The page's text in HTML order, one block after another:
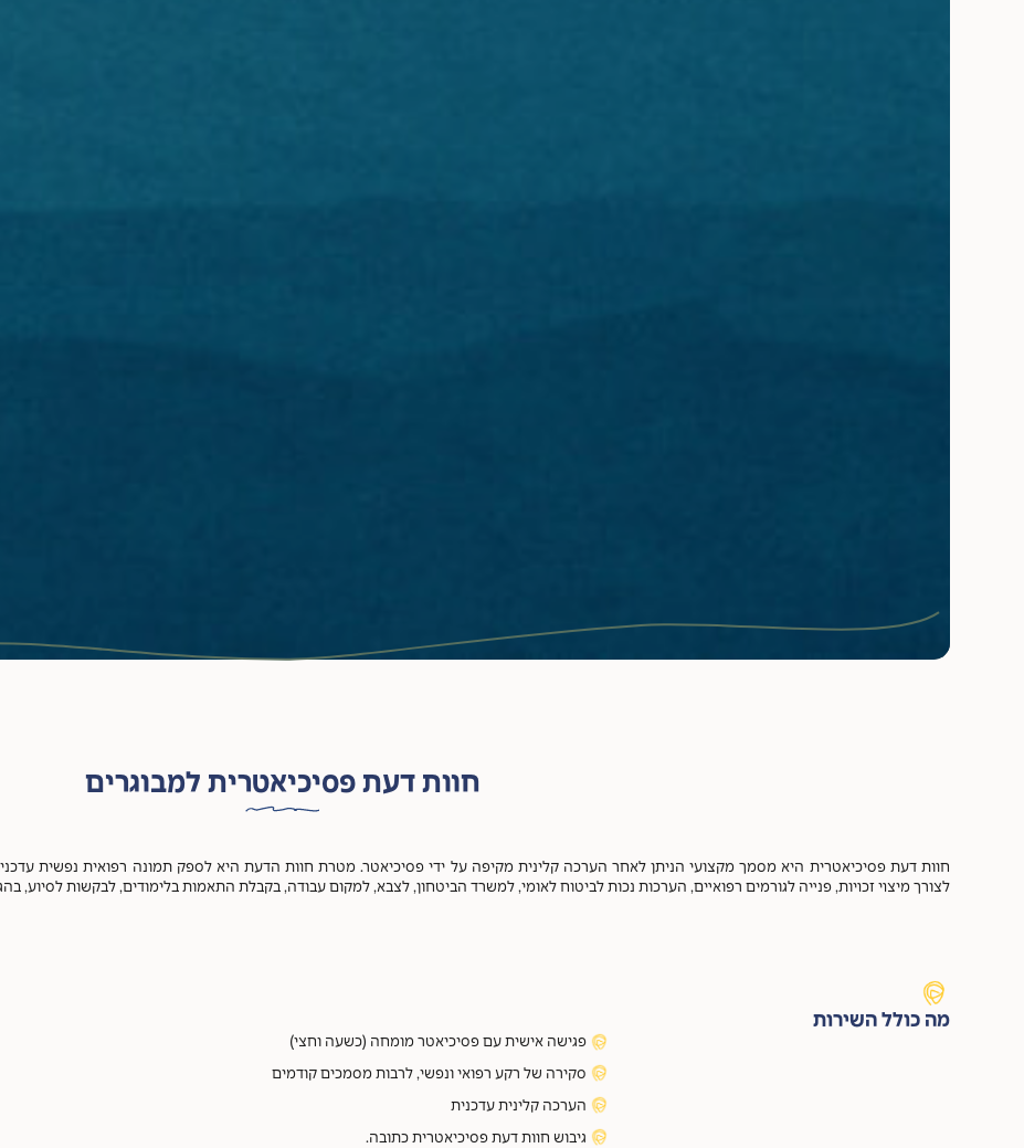
חוות דעת פסיכיאטרית למבוגרים
חוות דעת פסיכיאטרית היא מסמך מקצועי הניתן לאחר הערכה קלינית מקיפה על ידי פסיכיאטר. מטרת חוות הדעת היא לספק תמונה רפואית נפשית
לצורך מיצוי זכויות, פנייה לגורמים רפואיים, הערכות נכות לביטוח לאומי, למשרד הביטחון, לצבא, למקום עבודה, בקבלת התאמות בלימודים, לבקשות לסיוע,
מה כולל השירות
פגישה אישית עם פסיכיאטר מומחה (כשעה וחצי)
סקירה של רקע רפואי ונפשי, לרבות מסמכים קודמים
הערכה קלינית עדכנית
גיבוש חוות דעת פסיכיאטרית כתובה.